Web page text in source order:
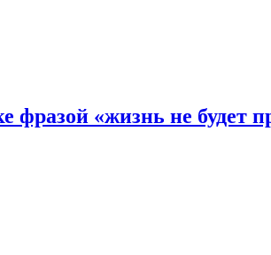
фразой «жизнь не будет